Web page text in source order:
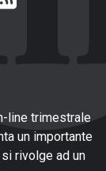
line trimestrale
un importante
rivolge ad un